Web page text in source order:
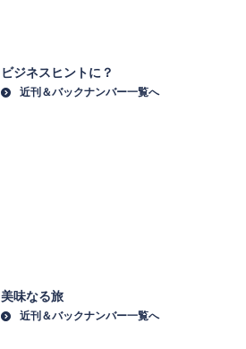
ビジネスヒントに？
近刊＆バックナンバー一覧へ
美味なる旅
近刊＆バックナンバー一覧へ